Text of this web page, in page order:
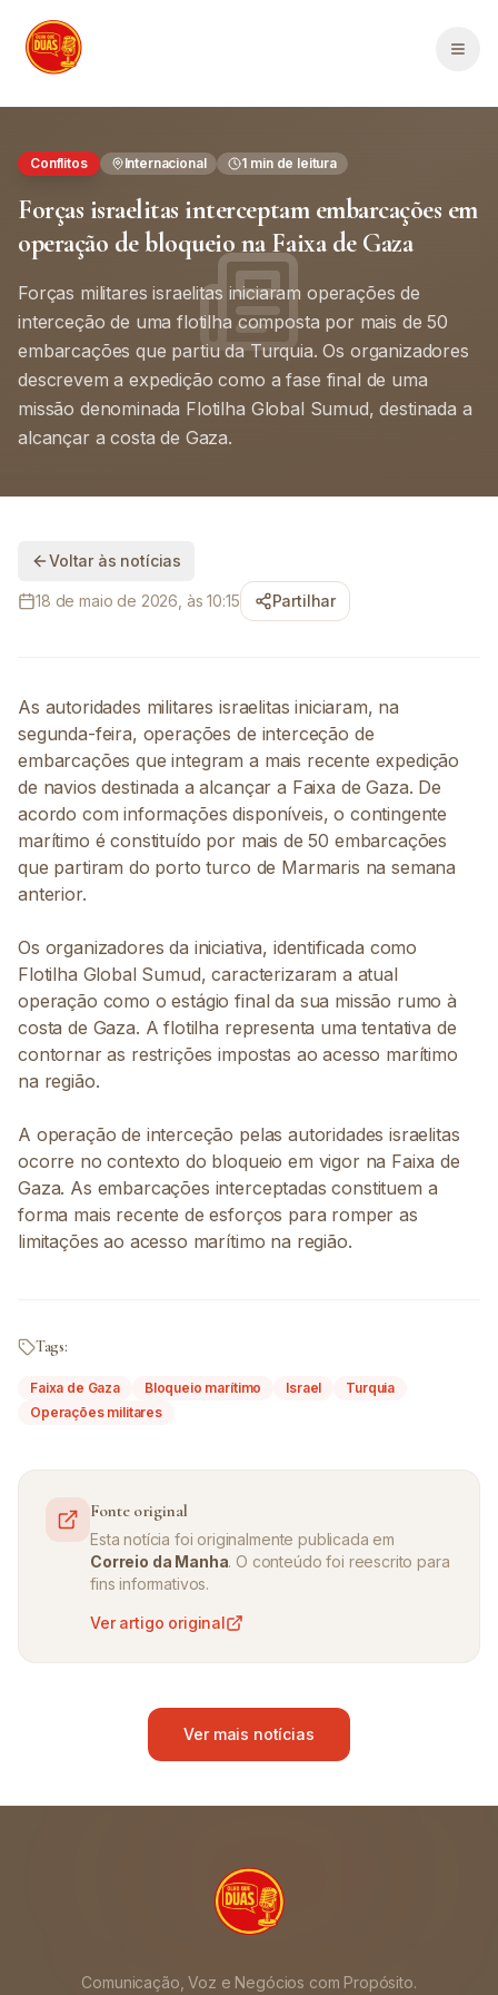
Conflitos Internacional 1 min de leitura
Forças israelitas interceptam embarcações em
operação de bloqueio na Faixa de Gaza
Forças militares israelitas iniciaram operações de
interceção de uma flotilha composta por mais de 50
embarcações que partiu da Turquia. Os organizadores
descrevem a expedição como a fase final de uma
missão denominada Flotilha Global Sumud, destinada a
alcançar a costa de Gaza.
Voltar às notícias
18 de maio de 2026, às 10:15 Partilhar
As autoridades militares israelitas iniciaram, na
segunda-feira, operações de interceção de
embarcações que integram a mais recente expedição
de navios destinada a alcançar a Faixa de Gaza. De
acordo com informações disponíveis, o contingente
marítimo é constituído por mais de 50 embarcações
que partiram do porto turco de Marmaris na semana
anterior.
Os organizadores da iniciativa, identificada como
Flotilha Global Sumud, caracterizaram a atual
operação como o estágio final da sua missão rumo à
costa de Gaza. A flotilha representa uma tentativa de
contornar as restrições impostas ao acesso marítimo
na região.
A operação de interceção pelas autoridades israelitas
ocorre no contexto do bloqueio em vigor na Faixa de
Gaza. As embarcações interceptadas constituem a
forma mais recente de esforços para romper as
limitações ao acesso marítimo na região.
Tags:
Faixa de Gaza Bloqueio marítimo Israel
Turquia
Operações militares
Fonte original
Esta notícia foi originalmente publicada em
Correio da Manha. O conteúdo foi reescrito para
fins informativos.
Ver artigo original
Ver mais notícias
Comunicação, Voz e Negócios com Propósito.